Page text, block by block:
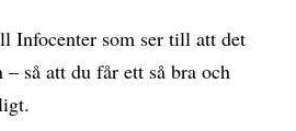
Infocenter som ser till att det
– så att du får ett så bra och